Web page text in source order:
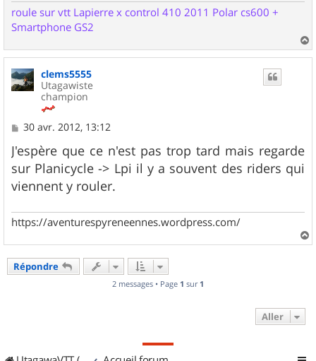
roule sur vtt Lapierre x control 410 2011 Polar cs600 +
Smartphone GS2
a
u
clems5555
Utagawiste
champion
M
s
s
a
g
e
30 avr. 2012, 13:12
J'espère que ce n'est pas trop tard mais regarde
sur Planicycle -> Lpi il y a souvent des riders qui
viennent y rouler.
https://aventurespyreneennes.wordpress.com/
a
Répondre
2 messages • Page 1 sur 1
Aller